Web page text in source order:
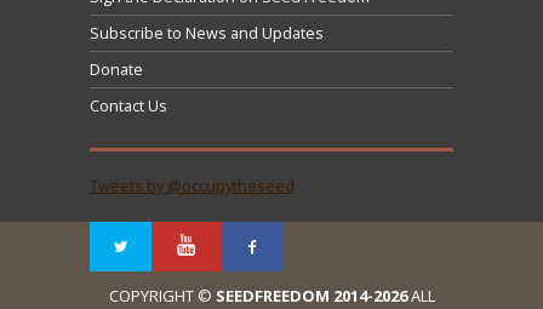
Subscribe to News and Updates
Donate
Contact Us
Tweets by @occupytheseed
COPYRIGHT © SEEDFREEDOM 2014-2026ALL